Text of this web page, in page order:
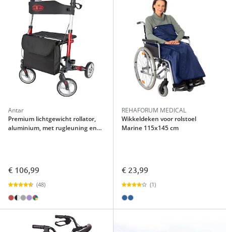
Antar
Premium lichtgewicht rollator,
aluminium, met rugleuning en
€ 106,99
(48)
REHAFORUM MEDICAL
Wikkeldeken voor rolstoel
Marine 115x145 cm
€ 23,99
(1)